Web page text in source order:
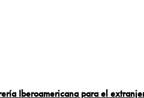
Iberoamericana para el